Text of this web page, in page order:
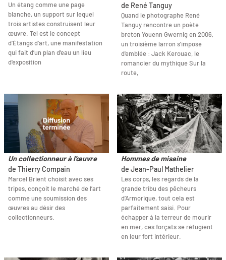
Un étang comme une page
blanche, un support sur lequel
trois artistes construisent leur
œuvre. Tel est le concept
d’Étangs d’art, une manifestation
qui fait d’un plan d’eau un lieu
d'exposition
de René Tanguy
Quand le photographe René
Tanguy rencontre un poète
breton Youenn Gwernig en 2006,
un troisième larron s'impose
d'emblée : Jack Kerouac, le
romancier du mythique Sur la
route,
Un collectionneur à l'œuvre
de Thierry Compain
Marcel Brient choisit avec ses
tripes, conçoit le marché de l’art
comme une soumission des
œuvres au désir des
collectionneurs.
Hommes de misaine
de Jean-Paul Mathelier
Les corps, les regards de la
grande tribu des pêcheurs
d’Armorique, tout cela est
parfaitement saisi. Pour
échapper à la terreur de mourir
en mer, ces forçats se réfugient
en leur fort intérieur.